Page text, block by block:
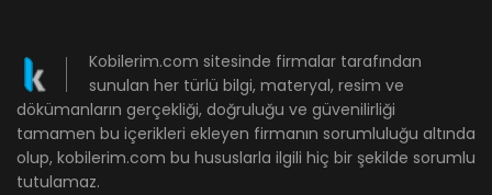
Kobilerim.com sitesinde firmalar tarafından
sunulan her türlü bilgi, materyal, resim ve
dökümanların gerçekliği, doğruluğu ve güvenilirliği
tamamen bu içerikleri ekleyen firmanın sorumluluğu altında
olup, kobilerim.com bu hususlarla ilgili hiç bir şekilde sorumlu
tutulamaz.